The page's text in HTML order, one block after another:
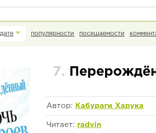
дате популярности посещаемости
7.
Автор: Кабураги Харука
Читает: radvin